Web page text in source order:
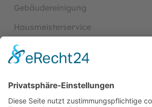
Gebäudereinigung
Hausmeisterservice
Entrümpelung & Entsorgung
Handwerk- und Baudienst­leistungen
Garten- und Außenanlagenpflege